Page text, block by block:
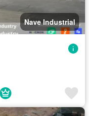
Nave Industrial